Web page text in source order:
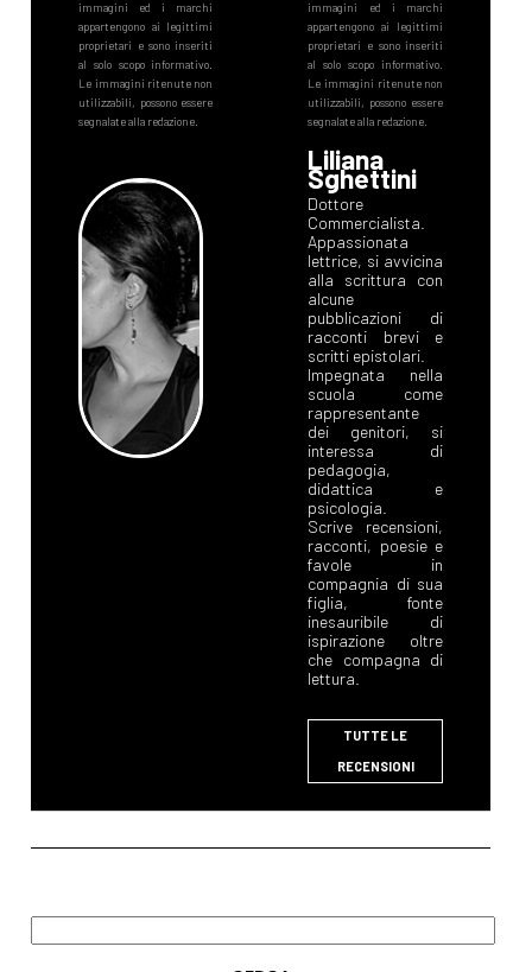
Liliana
Sghettini
Dottore
Commercialista.
Appassionata
lettrice, si avvicina
alla scrittura con
alcune
pubblicazioni di
racconti brevi e
scritti epistolari.
Impegnata nella
scuola come
rappresentante
dei genitori, si
interessa di
pedagogia,
didattica e
psicologia.
Scrive recensioni,
racconti, poesie e
favole in
compagnia di sua
figlia, fonte
inesauribile di
ispirazione oltre
che compagna di
lettura.
TUTTE LE
RECENSIONI